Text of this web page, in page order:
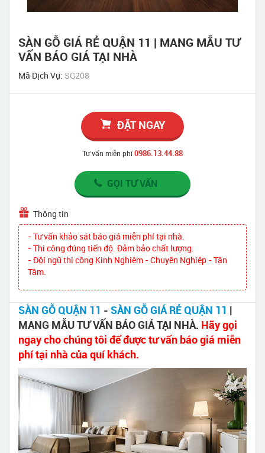
SÀN GỖ GIÁ RẺ QUẬN 11 | MANG MẪU TƯ
VẤN BÁO GIÁ TẠI NHÀ
Mã Dịch Vụ: SG208
ĐẶT NGAY
Tư vấn miễn phí0986.13.44.88
GỌI TƯ VẤN
Thông tin
- Tư vấn khảo sát báo giá miễn phí tại nhà.
- Thi công đúng tiến độ. Đảm bảo chất lượng.
- Đội ngũ thi công Kinh Nghiệm - Chuyên Nghiệp - Tận
Tâm.
SÀN GỖ QUẬN 11 - SÀN GỖ GIÁ RẺ QUẬN 11 |
MANG MẪU TƯ VẤN BÁO GIÁ TẠI NHÀ. Hãy gọi
ngay cho chúng tôi để được tư vấn báo giá miễn
phí tại nhà của quí khách.